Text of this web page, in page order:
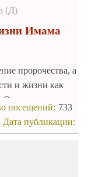
(Д)
Имама
пророчества, а
и жизни как
Они - причина
благодаря их
духовные
являются
733
посещений:
Дата публикации: